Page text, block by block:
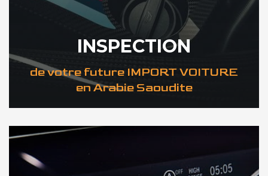
INSPECTION
de votre future IMPORT VOITURE
en Arabie Saoudite